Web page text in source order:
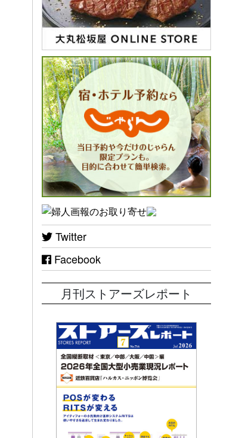
Twitter
Facebook
月刊ストアーズレポート